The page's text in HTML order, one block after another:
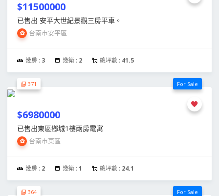
$11500000
已售出 安平大世紀景觀三房平車。
台南市安平區
幾房 : 3 幾衛 : 2 總坪數 : 41.5
371 For Sale
$6980000
已售出東區鄉城1樓兩房電寓
台南市東區
幾房 : 2 幾衛 : 1 總坪數 : 24.1
364 For Sale